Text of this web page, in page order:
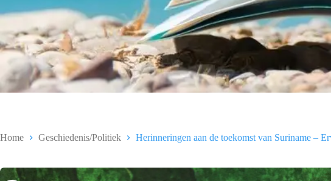
Home Geschiedenis/Politiek Herinneringen aan de toekomst van Suriname –